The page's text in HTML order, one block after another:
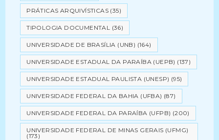
PRÁTICAS ARQUIVÍSTICAS (35)
TIPOLOGIA DOCUMENTAL (36)
UNIVERSIDADE DE BRASÍLIA (UNB) (164)
UNIVERSIDADE ESTADUAL DA PARAÍBA (UEPB) (137)
UNIVERSIDADE ESTADUAL PAULISTA (UNESP) (95)
UNIVERSIDADE FEDERAL DA BAHIA (UFBA) (87)
UNIVERSIDADE FEDERAL DA PARAÍBA (UFPB) (200)
UNIVERSIDADE FEDERAL DE MINAS GERAIS (UFMG)
(173)